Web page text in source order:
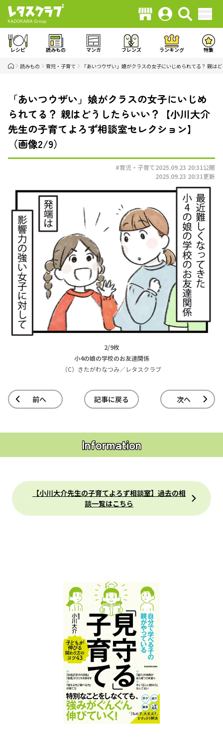
レシピ 読みもの マンガ フレンズ ランキング 特集
読みもの 育児・子育て 「あいつウザい」娘がクラスの女子にいじめられてる？ 親
「あいつウザい」娘がクラスの女子にいじめ
られてる？ 親はどうしたらいい？【小川大介
先生の子育てよろず相談室セレクション】
（画像2/9）
#育児・子育て2025.09.23 20:31公開
2025.09.23 20:31更新
2/9枚
小4の娘の学校のお友達関係
（C）きたがわなつみ／レタスクラブ
前へ 記事に戻る 次へ
Information
【小川大介先生の子育てよろず相談室】過去の相
談一覧はこちら